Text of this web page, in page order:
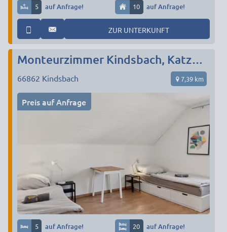
5 auf Anfrage! 10 auf Anfrage!
ZUR UNTERKUNFT
Monteurzimmer Kindsbach, Katzweiler, Obernheim-Kircharnbach, Hütschenhausen
66862 Kindsbach 7,39 km
Preis auf Anfrage
5 auf Anfrage! 20 auf Anfrage!